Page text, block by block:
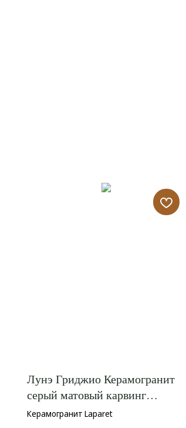
Лунэ Гриджио Керамогранит
серый матовый карвинг
59,50x119,10
Керамогранит Laparet